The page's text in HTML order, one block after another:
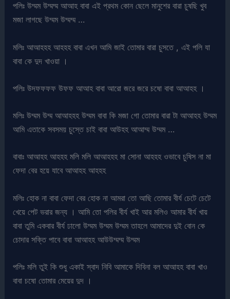
পলিঃ উম্মম উম্মম্ম আআহ বাবা এই প্রথম কোন ছেলে মানুশের বারা চুষছি খুব
মজা লাগছে উম্মম উম্মম্ম …
মলিঃ আআহহহ আহহহ বাবা এখন আমি জাই তোমার বারা চুসতে , এই পলি যা
বাবা কে দুদ খাওয়া ।
পলিঃ উদফফফফ উফফ আআহ বাবা আরো জরে জরে চষো বাবা আআহহ ।
মলিঃ উম্মম উম্ম আআহহহ উম্মম বাবা কি মজা গো তোমার বারা টা আআহহ উম্মম
আমি এতাকে সবসময় চুস্তে চাই বাবা আউহহ আআম্ম উম্মম …
বাবাঃ আআহহ আহহহ মলি মলি আআহহহ মা সোনা আহহহ ওভাবে চুষিস না মা
ফেদা বের হয়ে যাবে আআহহ আহহহ
মলিঃ হোক না বাবা ফেদা বের হোক না আমরা তো আছি তোমার বীর্য চেটে চেটে
খেয়ে পেট ভরার জন্য । আমি তো পলির বীর্য খাই আর মলিও আমার বীর্য খায়
বাবা তুমি একবার বীর্য ঢালো উম্মম উম্মম উম্মম তাহলে আমাদের দুই বোন কে
চোদার সক্তি পাবে বাবা আআহহ আউউম্মম্ম উম্মম
পলিঃ মলি তুই কি শুধু একাই স্বাদ নিবি আমাকে দিবিনা বল আআহহ বাবা খাও
বাবা চষো তোমার মেয়ের দুদ ।